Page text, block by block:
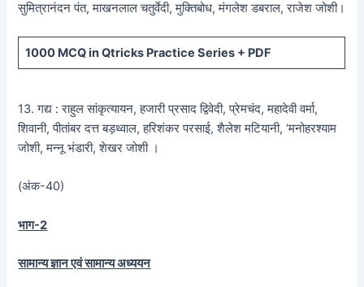
सुमित्रानंदन पंत, माखनलाल चतुर्वेदी, मुक्तिबोध, मंगलेश डबराल, राजेश जोशी।
1000 MCQin Qtricks Practice Series + PDF
13. गद्य : राहुल सांकृत्यायन, हजारी प्रसाद द्विवेदी, प्रेमचंद, महादेवी वर्मा,
शिवानी, पीतांबर दत्त बड़थ्वाल, हरिशंकर परसाई, शैलेश मटियानी, ‘मनोहरश्याम
जोशी, मन्नू भंडारी, शेखर जोशी ।
(अंक-40)
भाग-2
सामान्य ज्ञान एवं सामान्य अध्ययन